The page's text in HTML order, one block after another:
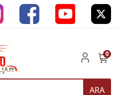
ARA
0